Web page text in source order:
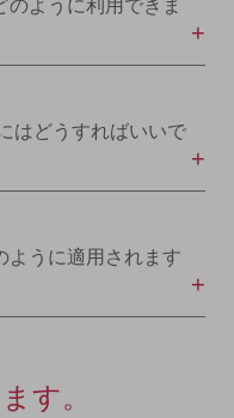
ように利用できま
はどうすればいいで
ように適用されます
す。